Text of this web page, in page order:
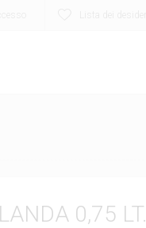
0,75 LT.